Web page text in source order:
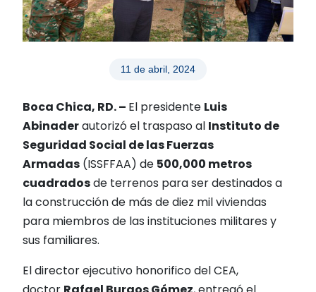
11 de abril, 2024
Boca Chica, RD. – El presidente Luis
Abinaderautorizó el traspaso al Instituto de
Seguridad Social de las Fuerzas
Armadas (ISSFFAA) de 500,000 metros
cuadradosde terrenos para ser destinados a
la construcción de más de diez mil viviendas
para miembros de las instituciones militares y
sus familiares.
El director ejecutivo honorifico del CEA,